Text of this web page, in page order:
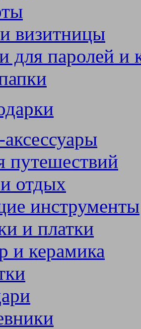
визитницы
для паролей и
путешествий
отдых
инструменты
и платки
и керамика